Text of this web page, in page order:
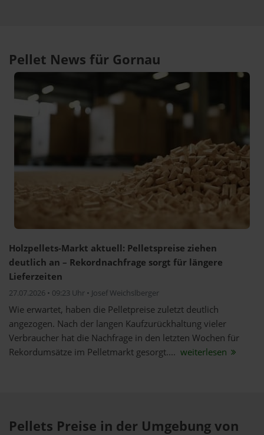
Pellet News für Gornau
Holzpellets-Markt aktuell: Pelletspreise ziehen
deutlich an – Rekordnachfrage sorgt für längere
Lieferzeiten
27.07.2026 • 09:23 Uhr • Josef Weichslberger
Wie erwartet, haben die Pelletpreise zuletzt deutlich
angezogen. Nach der langen Kaufzurückhaltung vieler
Verbraucher hat die Nachfrage in den letzten Wochen für
Rekordumsätze im Pelletmarkt gesorgt.... weiterlesen
Pellets Preise in der Umgebung von